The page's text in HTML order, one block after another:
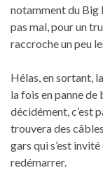
notamment du Big
pas mal, pour un
raccroche un peu
Hélas, en sortant,
la fois en panne
décidément, c’est
trouvera des
gars qui s’est
redémarrer.